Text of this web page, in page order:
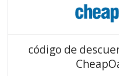
código de